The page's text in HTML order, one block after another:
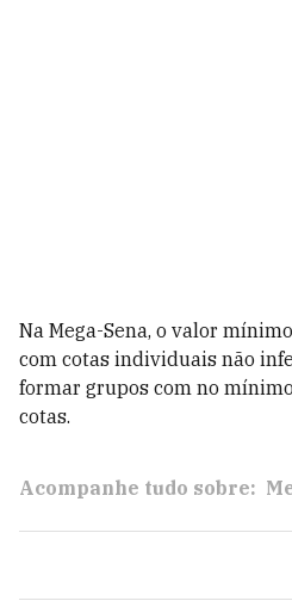
Na Mega-Sena, o valor
com cotas individuais não
formar grupos com no
cotas.
Acompanhe tudo sobre: